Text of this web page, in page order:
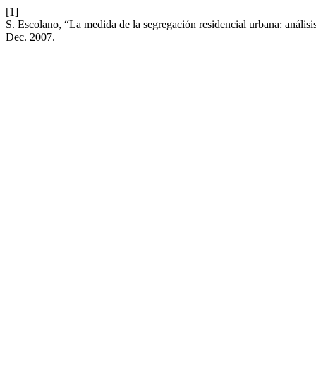
[1]
S. Escolano, “La medida de la segregación residencial urbana:
Dec. 2007.